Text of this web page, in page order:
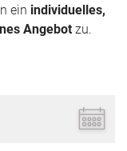
ein individuelles,
Angebotzu.